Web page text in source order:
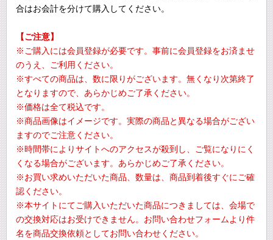
合はお会計を分けて購入してください。
【ご注意】
※ご購入には会員登録が必要です。事前に会員登録をお済ませ
のうえ、ご利用ください。
※すべての商品は、数に限りがございます。無くなり次第終了
となりますので、あらかじめご了承ください。
※価格は全て税込です。
※商品画像はイメージです。実際の商品と異なる場合がござい
ますのでご注意ください。
※時間帯によりサイトへのアクセスが殺到し、ご覧になりにく
くなる場合がございます。あらかじめご了承ください。
※お買い求めいただいた商品、数量は、商品到着後すぐにご確
認ください。
※本サイトにてご購入いただいた商品につきましては、会場で
の交換対応はお受けできません。お問い合わせフォームより件
名を商品交換依頼としてお問い合わせください。